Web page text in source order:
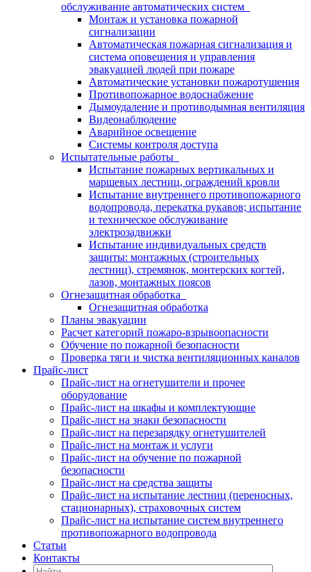
обслуживание автоматических систем
Монтаж и установка пожарной
сигнализации
Автоматическая пожарная сигнализация и
система оповещения и управления
эвакуацией людей при пожаре
Автоматические установки пожаротушения
Противопожарное водоснабжение
Дымоудаление и противодымная вентиляция
Видеонаблюдение
Аварийное освещение
Системы контроля доступа
Испытательные работы
Испытание пожарных вертикальных и
маршевых лестниц, ограждений кровли
Испытание внутреннего противопожарного
водопровода, перекатка рукавов; испытание
и техническое обслуживание
электрозадвижки
Испытание индивидуальных средств
защиты: монтажных (строительных
лестниц), стремянок, монтерских когтей,
лазов, монтажных поясов
Огнезащитная обработка
Огнезащитная обработка
Планы эвакуации
Расчет категорий пожаро-взрывоопасности
Обучение по пожарной безопасности
Проверка тяги и чистка вентиляционных каналов
Прайс-лист
Прайс-лист на огнетушители и прочее
оборудование
Прайс-лист на шкафы и комплектующие
Прайс-лист на знаки безопасности
Прайс-лист на перезарядку огнетушителей
Прайс-лист на монтаж и услуги
Прайс-лист на обучение по пожарной
безопасности
Прайс-лист на средства защиты
Прайс-лист на испытание лестниц (переносных,
стационарных), страховочных систем
Прайс-лист на испытание систем внутреннего
противопожарного водопровода
Статьи
Контакты